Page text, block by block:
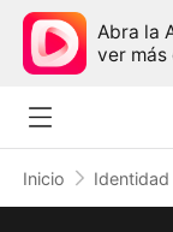
Abra la
ver más
Inicio